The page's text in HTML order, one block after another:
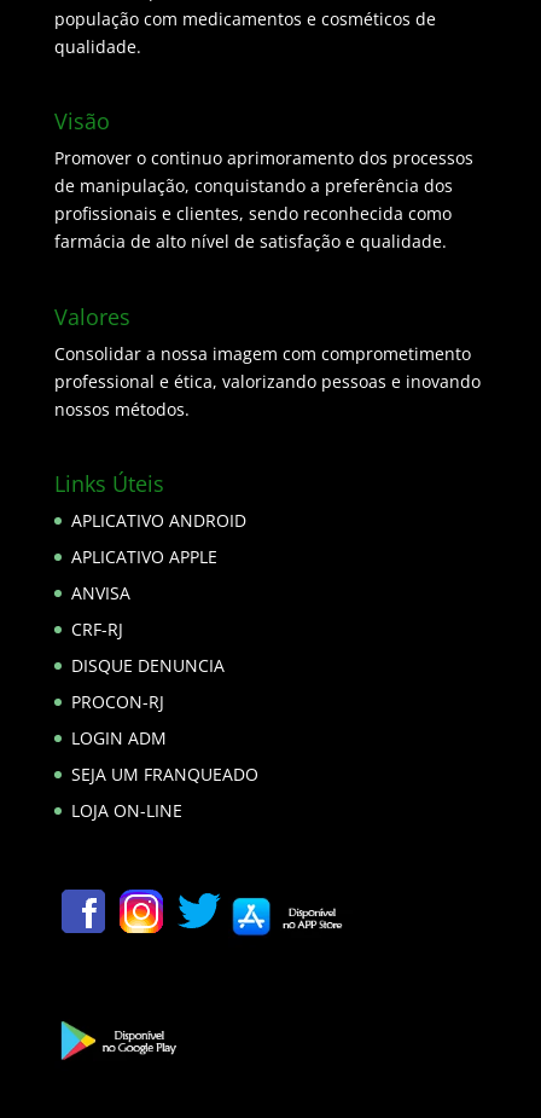
população com medicamentos e cosméticos de
qualidade.
Visão
Promover o continuo aprimoramento dos processos
de manipulação, conquistando a preferência dos
profissionais e clientes, sendo reconhecida como
farmácia de alto nível de satisfação e qualidade.
Valores
Consolidar a nossa imagem com comprometimento
professional e ética, valorizando pessoas e inovando
nossos métodos.
Links Úteis
APLICATIVO ANDROID
APLICATIVO APPLE
ANVISA
CRF-RJ
DISQUE DENUNCIA
PROCON-RJ
LOGIN ADM
SEJA UM FRANQUEADO
LOJA ON-LINE